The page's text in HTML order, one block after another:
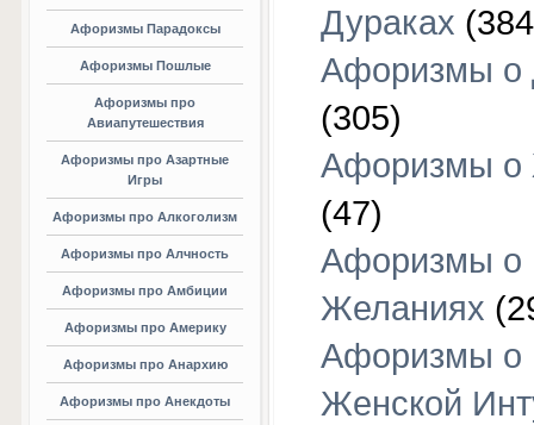
Афоризмы Парадоксы
Афоризмы Пошлые
Афоризмы про
Авиапутешествия
Афоризмы про Азартные
Игры
Афоризмы про Алкоголизм
Афоризмы про Алчность
Афоризмы про Амбиции
Афоризмы про Америку
Афоризмы про Анархию
Афоризмы про Анекдоты
Дураках
Афоризмы о
(305)
Афоризмы
(47)
Афоризмы о
Желаниях
Афоризмы о
Женской